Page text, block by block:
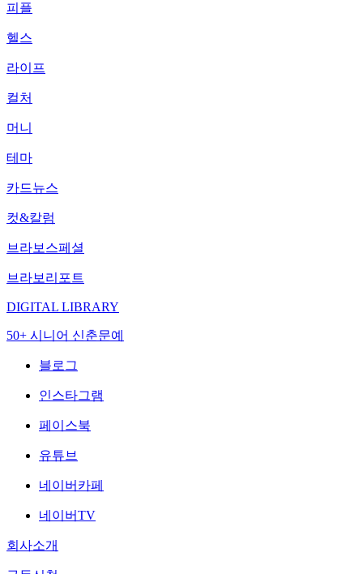
피플
헬스
라이프
컬처
머니
테마
카드뉴스
컷&칼럼
브라보스페셜
브라보리포트
DIGITAL LIBRARY
50+ 시니어 신춘문예
블로그
인스타그램
페이스북
유튜브
네이버카페
네이버TV
회사소개